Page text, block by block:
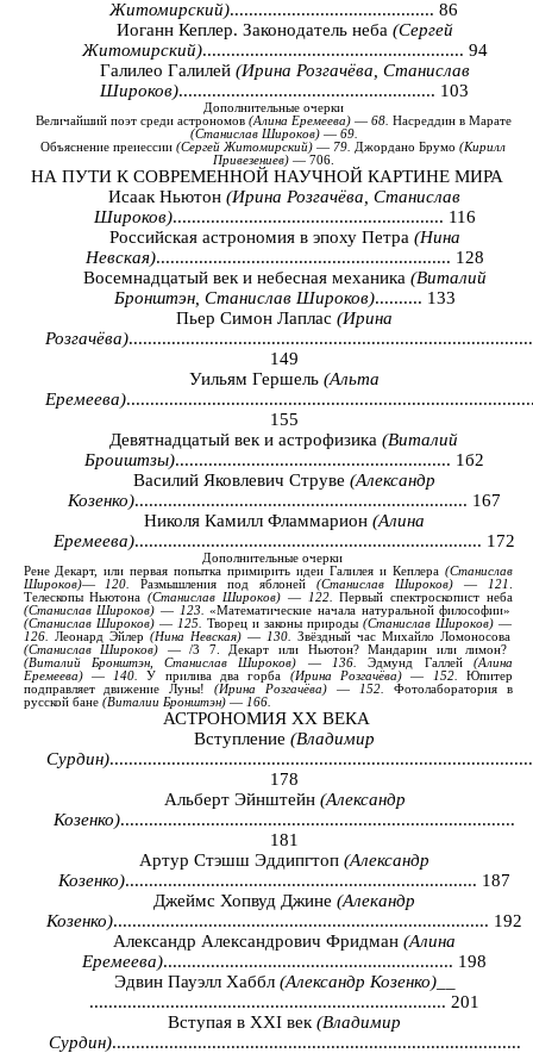
Житомирский)........................................... 86
Иоганн Кеплер. Законодатель неба (Сергей
Житомирский)....................................................... 94
Галилео Галилей (Ирина Розгачёва, Станислав
Широков)...................................................... 103
Дополнительные очерки
Величайший поэт среди астрономов (Алина Еремеева) — 68. Насреддин в Марате
(Станислав Широков) — 69.
Объяснение преиессии (Сергей Житомирский)— 79. Джордано Брумо (Кирилл
Привезениев) —706.
НА ПУТИ К СОВРЕМЕННОЙ НАУЧНОЙ КАРТИНЕ МИРА
Исаак Ньютон(Ирина Розгачёва, Станислав
Широков)......................................................... 116
Российская астрономия в эпоху Петра (Нина
Невская).............................................................. 128
Восемнадцатый век и небесная механика (Виталий
Бронштэн, Станислав Широков).......... 133
Пьер Симон Лаплас(Ирина
Розгачёва)
149
Уильям Гершель (Альта
Еремеева)
155
Девятнадцатый век и астрофизика(Виталий
Броиштзы).......................................................... 1б2
Василий Яковлевич Струве(Александр
Козенко)...................................................................... 167
Николя Камилл Фламмарион(Алина
Еремеева)......................................................................... 172
Дополнительные очерки
Рене Декарт,или первая попытка примирить идеи Галилея и Кеплера (Станислав
Широков)— 120.Размышления под яблоней (Станислав Широков) — 121
Телескопы Ньютона (Станислав Широков) — 122.Первый спектроскопист неба
(Станислав Широков) — 123.«Математические начала натуральной философии»
(Станислав Широков) — 125. Творец и законы природы (Станислав Широков) —
126. Леонард Эйлер (Нина Невская) — 130. Звёздный час Михайло Ломоносова
(Станислав Широков) —/3 7. Декарт или Ньютон?Мандарин или лимон?
(Виталий Бронштэн,Станислав Широков) — 136.Эдмунд Галлей (Алина
Еремеева) — 140.У прилива два горба (Ирина Розгачёва)— 152. Юпитер
подправляет
движение Луны!(Ирина Розгачёва)— 152. Фотолаборатория
в
русской бане (Виталии Бронштэн) — 166.
АСТРОНОМИЯ XX ВЕКА
Вступление(Владимир
Сурдин)
178
Альберт Эйнштейн (Александр
Козенко)...................................................................................
181
Артур Стэшш Эддипгтоп(Александр
Козенко).......................................................................... 187
Джеймс Хопвуд Джине (Алекандр
Козенко)............................................................................... 192
Александр Александрович Фридман (Алина
Еремеева)............................................................. 198
Эдвин Пауэлл Хаббл (Александр Козенко)__
........................................................................... 201
Вступая в XXI век(Владимир
Сурдин)......................................................................................